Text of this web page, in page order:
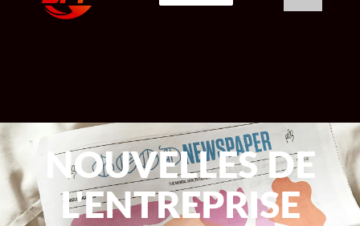
NOUVELLES DE
L'ENTREPRISE